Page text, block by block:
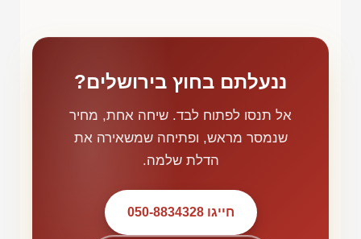
ננעלתם בחוץ בירושלים?
אל תנסו לפתוח לבד. שיחה אחת, מחיר
שנמסר מראש, ופתיחה שמשאירה את
הדלת שלמה.
חייגו 050-8834328